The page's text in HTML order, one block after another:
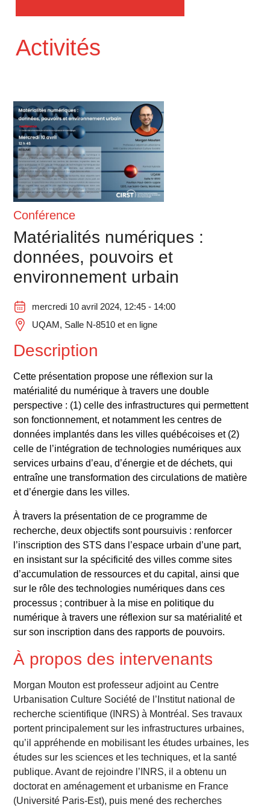
Activités
Conférence
Matérialités numériques :
données, pouvoirs et
environnement urbain
mercredi 10 avril 2024, 12:45 - 14:00
UQAM, Salle N-8510 et en ligne
Description
Cette présentation propose une réflexion sur la
matérialité du numérique à travers une double
perspective : (1) celle des infrastructures qui permettent
son fonctionnement, et notamment les centres de
données implantés dans les villes québécoises et (2)
celle de l’intégration de technologies numériques aux
services urbains d’eau, d’énergie et de déchets, qui
entraîne une transformation des circulations de matière
et d’énergie dans les villes.
À travers la présentation de ce programme de
recherche, deux objectifs sont poursuivis : renforcer
l’inscription des STS dans l’espace urbain d’une part,
en insistant sur la spécificité des villes comme sites
d’accumulation de ressources et du capital, ainsi que
sur le rôle des technologies numériques dans ces
processus ; contribuer à la mise en politique du
numérique à travers une réflexion sur sa matérialité et
sur son inscription dans des rapports de pouvoirs.
À propos des intervenants
Morgan Mouton est professeur adjoint au Centre
Urbanisation Culture Société de l’Institut national de
recherche scientifique (INRS) à Montréal. Ses travaux
portent principalement sur les infrastructures urbaines,
qu’il appréhende en mobilisant les études urbaines, les
études sur les sciences et les techniques, et la santé
publique. Avant de rejoindre l’INRS, il a obtenu un
doctorat en aménagement et urbanisme en France
(Université Paris-Est), puis mené des recherches